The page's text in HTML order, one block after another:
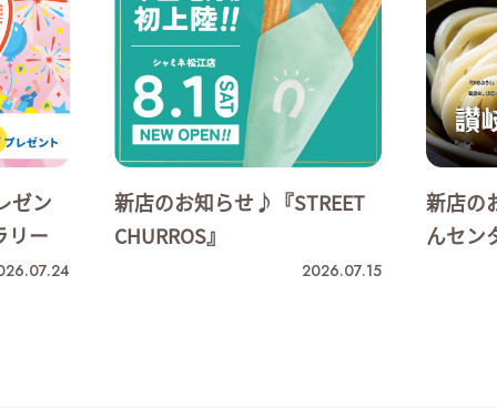
ゼン
リー
新店のお知らせ♪『STREET
CHURROS』
2026.07.15
新店の
んセン